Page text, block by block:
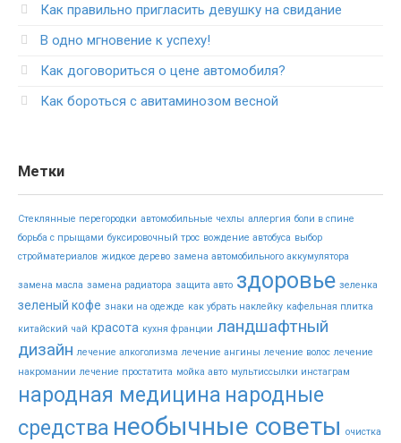
Как правильно пригласить девушку на свидание
В одно мгновение к успеху!
Как договориться о цене автомобиля?
Как бороться с авитаминозом весной
Метки
Стеклянные перегородки автомобильные чехлы аллергия боли в спине
борьба с прыщами буксировочный трос вождение автобуса выбор
стройматериалов жидкое дерево замена автомобильного аккумулятора
замена масла замена радиатора защита авто здоровье зеленка
зеленый кофе знаки на одежде как убрать наклейку кафельная плитка
китайский чай красота кухня франции ландшафтный
дизайн лечение алкоголизма лечение ангины лечение волос лечение
накромании лечение простатита мойка авто мультиссылки инстаграм
народная медицина народные
средства необычные советы очистка